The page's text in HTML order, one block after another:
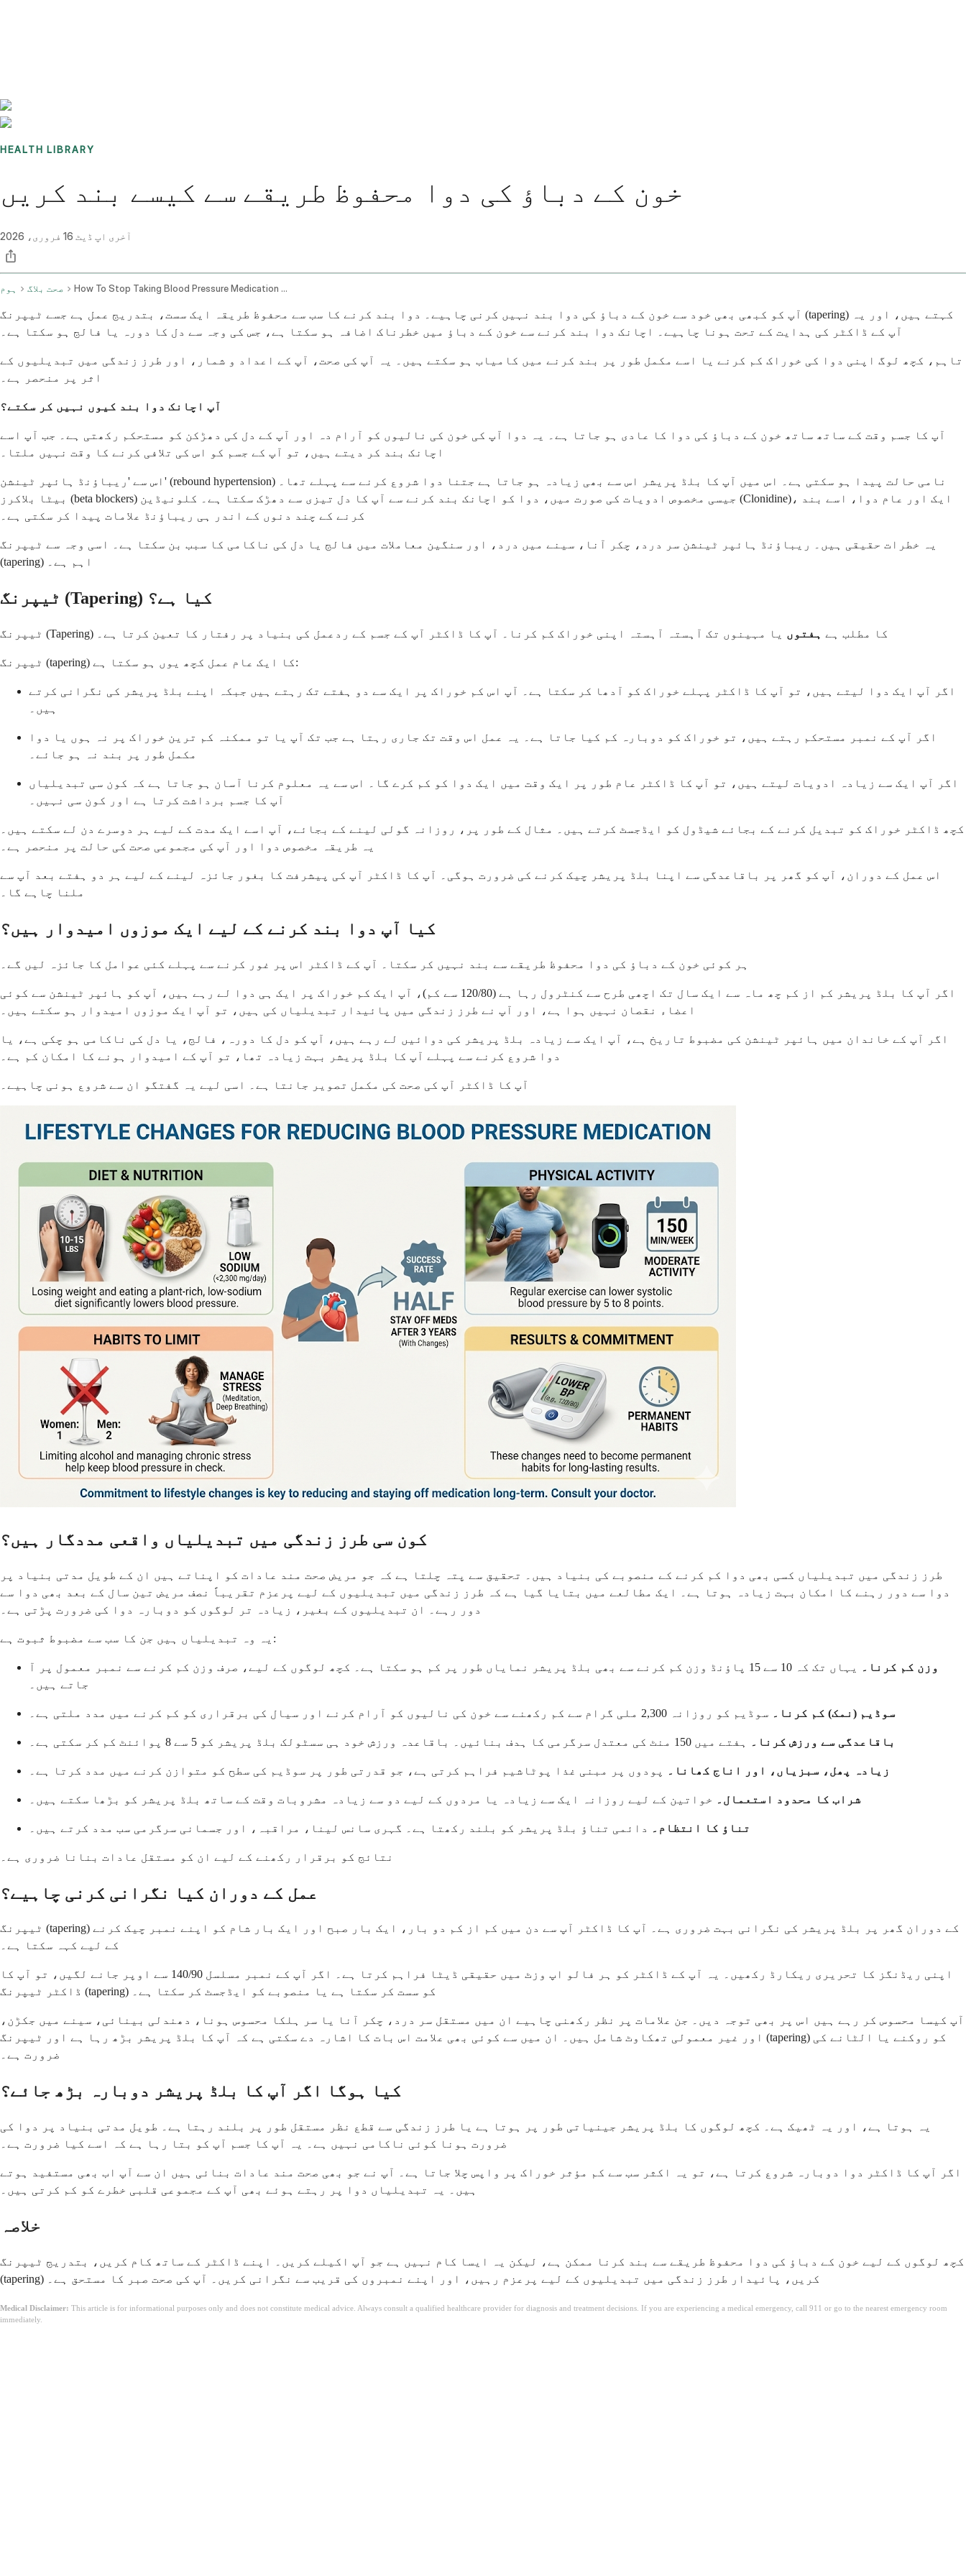
HEALTH LIBRARY
خون کے دباؤ کی دوا محفوظ طریقے سے کیسے بند کریں
آخری اپ ڈیٹ 16 فروری، 2026
ہوم صحت بلاگ How To Stop Taking Blood Pressure Medication Safely
آپ کو کبھی بھی خود سے خون کے دباؤ کی دوا بند نہیں کرنی چاہیے۔ دوا بند کرنے کا سب سے محفوظ طریقہ ایک سست، بتدریج عمل ہے جسے ٹیپرنگ (tapering) کہتے ہیں، اور یہ
آپ کے ڈاکٹر کی ہدایت کے تحت ہونا چاہیے۔ اچانک دوا بند کرنے سے خون کے دباؤ میں خطرناک اضافہ ہو سکتا ہے، جس کی وجہ سے دل کا دورہ یا فالج ہو سکتا ہے۔
تاہم، کچھ لوگ اپنی دوا کی خوراک کم کرنے یا اسے مکمل طور پر بند کرنے میں کامیاب ہو سکتے ہیں۔ یہ آپ کی صحت، آپ کے اعداد و شمار، اور طرز زندگی میں تبدیلیوں کے
اثر پر منحصر ہے۔
آپ اچانک دوا بند کیوں نہیں کر سکتے؟
آپ کا جسم وقت کے ساتھ ساتھ خون کے دباؤ کی دوا کا عادی ہو جاتا ہے۔ یہ دوا آپ کی خون کی نالیوں کو آرام دہ اور آپ کے دل کی دھڑکن کو مستحکم رکھتی ہے۔ جب آپ اسے
اچانک بند کر دیتے ہیں، تو آپ کے جسم کو اس کی تلافی کرنے کا وقت نہیں ملتا۔
اس سے 'ریباؤنڈ ہائپر ٹینشن' (rebound hypertension) نامی حالت پیدا ہو سکتی ہے۔ اس میں آپ کا بلڈ پریشر اس سے بھی زیادہ ہو جاتا ہے جتنا دوا شروع کرنے سے پہلے تھا۔
بیٹا بلاکرز (beta blockers) جیسی مخصوص ادویات کی صورت میں، دوا کو اچانک بند کرنے سے آپ کا دل تیزی سے دھڑک سکتا ہے۔ کلونیڈین (Clonidine)، ایک اور عام دوا، اسے بند
کرنے کے چند دنوں کے اندر ہی ریباؤنڈ علامات پیدا کر سکتی ہے۔
یہ خطرات حقیقی ہیں۔ ریباؤنڈ ہائپر ٹینشن سر درد، چکر آنا، سینے میں درد، اور سنگین معاملات میں فالج یا دل کی ناکامی کا سبب بن سکتا ہے۔ اسی وجہ سے ٹیپرنگ
(tapering) اہم ہے۔
ٹیپرنگ (Tapering) کیا ہے؟
ٹیپرنگ (Tapering) کا مطلب ہے ہفتوں یا مہینوں تک آہستہ آہستہ اپنی خوراک کم کرنا۔ آپ کا ڈاکٹر آپ کے جسم کے ردعمل کی بنیاد پر رفتار کا تعین کرتا ہے۔
ٹیپرنگ (tapering) کا ایک عام عمل کچھ یوں ہو سکتا ہے:
اگر آپ ایک دوا لیتے ہیں، تو آپ کا ڈاکٹر پہلے خوراک کو آدھا کر سکتا ہے۔ آپ اس کم خوراک پر ایک سے دو ہفتے تک رہتے ہیں جبکہ اپنے بلڈ پریشر کی نگرانی کرتے
ہیں۔
اگر آپ کے نمبر مستحکم رہتے ہیں، تو خوراک کو دوبارہ کم کیا جاتا ہے۔ یہ عمل اس وقت تک جاری رہتا ہے جب تک آپ یا تو ممکنہ کم ترین خوراک پر نہ ہوں یا دوا
مکمل طور پر بند نہ ہو جائے۔
اگر آپ ایک سے زیادہ ادویات لیتے ہیں، تو آپ کا ڈاکٹر عام طور پر ایک وقت میں ایک دوا کو کم کرے گا۔ اس سے یہ معلوم کرنا آسان ہو جاتا ہے کہ کون سی تبدیلیاں
آپ کا جسم برداشت کرتا ہے اور کون سی نہیں۔
کچھ ڈاکٹر خوراک کو تبدیل کرنے کے بجائے شیڈول کو ایڈجسٹ کرتے ہیں۔ مثال کے طور پر، روزانہ گولی لینے کے بجائے، آپ اسے ایک مدت کے لیے ہر دوسرے دن لے سکتے ہیں۔
یہ طریقہ مخصوص دوا اور آپ کی مجموعی صحت کی حالت پر منحصر ہے۔
اس عمل کے دوران، آپ کو گھر پر باقاعدگی سے اپنا بلڈ پریشر چیک کرنے کی ضرورت ہوگی۔ آپ کا ڈاکٹر آپ کی پیشرفت کا بغور جائزہ لینے کے لیے ہر دو ہفتے بعد آپ سے
ملنا چاہے گا۔
کیا آپ دوا بند کرنے کے لیے ایک موزوں امیدوار ہیں؟
ہر کوئی خون کے دباؤ کی دوا محفوظ طریقے سے بند نہیں کر سکتا۔ آپ کے ڈاکٹر اس پر غور کرنے سے پہلے کئی عوامل کا جائزہ لیں گے۔
اگر آپ کا بلڈ پریشر کم از کم چھ ماہ سے ایک سال تک اچھی طرح سے کنٹرول رہا ہے (120/80 سے کم)، آپ ایک کم خوراک پر ایک ہی دوا لے رہے ہیں، آپ کو ہائپر ٹینشن سے کوئی
اعضاء نقصان نہیں ہوا ہے، اور آپ نے طرز زندگی میں پائیدار تبدیلیاں کی ہیں، تو آپ ایک موزوں امیدوار ہو سکتے ہیں۔
اگر آپ کے خاندان میں ہائپر ٹینشن کی مضبوط تاریخ ہے، آپ ایک سے زیادہ بلڈ پریشر کی دوائیں لے رہے ہیں، آپ کو دل کا دورہ، فالج، یا دل کی ناکامی ہو چکی ہے، یا
دوا شروع کرنے سے پہلے آپ کا بلڈ پریشر بہت زیادہ تھا، تو آپ کے امیدوار ہونے کا امکان کم ہے۔
آپ کا ڈاکٹر آپ کی صحت کی مکمل تصویر جانتا ہے۔ اسی لیے یہ گفتگو ان سے شروع ہونی چاہیے۔
کون سی طرز زندگی میں تبدیلیاں واقعی مددگار ہیں؟
طرز زندگی میں تبدیلیاں کسی بھی دوا کم کرنے کے منصوبے کی بنیاد ہیں۔ تحقیق سے پتہ چلتا ہے کہ جو مریض صحت مند عادات کو اپناتے ہیں ان کے طویل مدتی بنیاد پر
دوا سے دور رہنے کا امکان بہت زیادہ ہوتا ہے۔ ایک مطالعے میں بتایا گیا ہے کہ طرز زندگی میں تبدیلیوں کے لیے پرعزم تقریباً نصف مریض تین سال کے بعد بھی دوا سے
دور رہے۔ ان تبدیلیوں کے بغیر، زیادہ تر لوگوں کو دوبارہ دوا کی ضرورت پڑتی ہے۔
یہ وہ تبدیلیاں ہیں جن کا سب سے مضبوط ثبوت ہے:
وزن کم کرنا۔
یہاں تک کہ 10 سے 15 پاؤنڈ وزن کم کرنے سے بھی بلڈ پریشر نمایاں طور پر کم ہو سکتا ہے۔ کچھ لوگوں کے لیے، صرف وزن کم کرنے سے نمبر معمول پر آ
جاتے ہیں۔
سوڈیم (نمک) کم کرنا۔ سوڈیم کو روزانہ 2,300 ملی گرام سے کم رکھنے سے خون کی نالیوں کو آرام کرنے اور سیال کی برقراری کو کم کرنے میں مدد ملتی ہے۔
باقاعدگی سے ورزش کرنا۔ ہفتے میں 150 منٹ کی معتدل سرگرمی کا ہدف بنائیں۔ باقاعدہ ورزش خود ہی سسٹولک بلڈ پریشر کو 5 سے 8 پوائنٹ کم کر سکتی ہے۔
زیادہ پھل، سبزیاں، اور اناج کھانا۔ پودوں پر مبنی غذا پوٹاشیم فراہم کرتی ہے، جو قدرتی طور پر سوڈیم کی سطح کو متوازن کرنے میں مدد کرتا ہے۔
شراب کا محدود استعمال۔ خواتین کے لیے روزانہ ایک سے زیادہ یا مردوں کے لیے دو سے زیادہ مشروبات وقت کے ساتھ بلڈ پریشر کو بڑھا سکتے ہیں۔
تناؤ کا انتظام۔ دائمی تناؤ بلڈ پریشر کو بلند رکھتا ہے۔ گہری سانس لینا، مراقبہ، اور جسمانی سرگرمی سب مدد کرتے ہیں۔
نتائج کو برقرار رکھنے کے لیے ان کو مستقل عادات بنانا ضروری ہے۔
عمل کے دوران کیا نگرانی کرنی چاہیے؟
ٹیپرنگ (tapering) کے دوران گھر پر بلڈ پریشر کی نگرانی بہت ضروری ہے۔ آپ کا ڈاکٹر آپ سے دن میں کم از کم دو بار، ایک بار صبح اور ایک بار شام کو اپنے نمبر چیک کرنے
کے لیے کہہ سکتا ہے۔
اپنی ریڈنگز کا تحریری ریکارڈ رکھیں۔ یہ آپ کے ڈاکٹر کو ہر فالو اپ وزٹ میں حقیقی ڈیٹا فراہم کرتا ہے۔ اگر آپ کے نمبر مسلسل 140/90 سے اوپر جانے لگیں، تو آپ کا
ڈاکٹر ٹیپرنگ (tapering) کو سست کر سکتا ہے یا منصوبے کو ایڈجسٹ کر سکتا ہے۔
آپ کیسا محسوس کر رہے ہیں اس پر بھی توجہ دیں۔ جن علامات پر نظر رکھنی چاہیے ان میں مستقل سر درد، چکر آنا یا سر ہلکا محسوس ہونا، دھندلی بینائی، سینے میں جکڑن،
اور غیر معمولی تھکاوٹ شامل ہیں۔ ان میں سے کوئی بھی علامت اس بات کا اشارہ دے سکتی ہے کہ آپ کا بلڈ پریشر بڑھ رہا ہے اور ٹیپرنگ (tapering) کو روکنے یا الٹانے کی
ضرورت ہے۔
کیا ہوگا اگر آپ کا بلڈ پریشر دوبارہ بڑھ جائے؟
یہ ہوتا ہے، اور یہ ٹھیک ہے۔ کچھ لوگوں کا بلڈ پریشر جینیاتی طور پر ہوتا ہے یا طرز زندگی سے قطع نظر مستقل طور پر بلند رہتا ہے۔ طویل مدتی بنیاد پر دوا کی
ضرورت ہونا کوئی ناکامی نہیں ہے۔ یہ آپ کا جسم آپ کو بتا رہا ہے کہ اسے کیا ضرورت ہے۔
اگر آپ کا ڈاکٹر دوا دوبارہ شروع کرتا ہے، تو یہ اکثر سب سے کم مؤثر خوراک پر واپس چلا جاتا ہے۔ آپ نے جو بھی صحت مند عادات بنائی ہیں ان سے آپ اب بھی مستفید ہوتے
ہیں۔ یہ تبدیلیاں دوا پر رہتے ہوئے بھی آپ کے مجموعی قلبی خطرے کو کم کرتی ہیں۔
خلاصہ
کچھ لوگوں کے لیے خون کے دباؤ کی دوا محفوظ طریقے سے بند کرنا ممکن ہے، لیکن یہ ایسا کام نہیں ہے جو آپ اکیلے کریں۔ اپنے ڈاکٹر کے ساتھ کام کریں، بتدریج ٹیپرنگ
(tapering) کریں، پائیدار طرز زندگی میں تبدیلیوں کے لیے پرعزم رہیں، اور اپنے نمبروں کی قریب سے نگرانی کریں۔ آپ کی صحت صبر کا مستحق ہے۔
Medical Disclaimer: This article is for informational purposes only and does not constitute medical advice. Always consult a qualified healthcare provider for diagnosis and treatment decisions. If you are experiencing a medical emergency, call 911 or go to the nearest emergency room
immediately.